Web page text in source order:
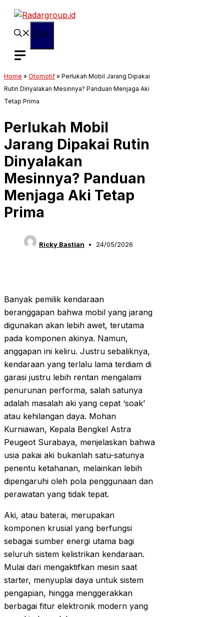
Langsung
Home » Otomotif » Perlukah Mobil Jarang Dipakai
Rutin Dinyalakan Mesinnya? Panduan Menjaga Aki
Tetap Prima
Perlukah Mobil
Jarang Dipakai Rutin
Dinyalakan
Mesinnya? Panduan
Menjaga Aki Tetap
Prima
Ricky Bastian 24/05/2026
Banyak pemilik kendaraan
beranggapan bahwa mobil yang jarang
digunakan akan lebih awet, terutama
pada komponen akinya. Namun,
anggapan ini keliru. Justru sebaliknya,
kendaraan yang terlalu lama terdiam di
garasi justru lebih rentan mengalami
penurunan performa, salah satunya
adalah masalah aki yang cepat ‘soak’
atau kehilangan daya. Mohan
Kurniawan, Kepala Bengkel Astra
Peugeot Surabaya, menjelaskan bahwa
usia pakai aki bukanlah satu-satunya
penentu ketahanan, melainkan lebih
dipengaruhi oleh pola penggunaan dan
perawatan yang tidak tepat.
Aki, atau baterai, merupakan
komponen krusial yang berfungsi
sebagai sumber energi utama bagi
seluruh sistem kelistrikan kendaraan.
Mulai dari mengaktifkan mesin saat
starter, menyuplai daya untuk sistem
pengapian, hingga menggerakkan
berbagai fitur elektronik modern yang